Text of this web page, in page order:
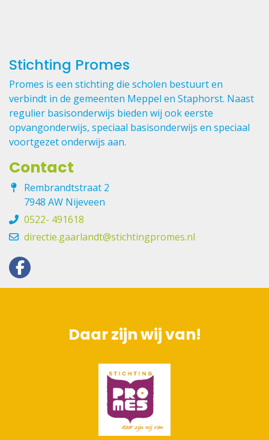
Stichting Promes
Promes is een stichting die scholen bestuurt en
verbindt in de gemeenten Meppel en Staphorst. Naast
regulier basisonderwijs bieden wij ook eerste
opvangonderwijs, speciaal basisonderwijs en speciaal
voortgezet onderwijs aan.
Contact
Rembrandtstraat 2
7948 AW Nijeveen
0522- 491618
directie.gaarlandt@stichtingpromes.nl
Daar zijn wij van!